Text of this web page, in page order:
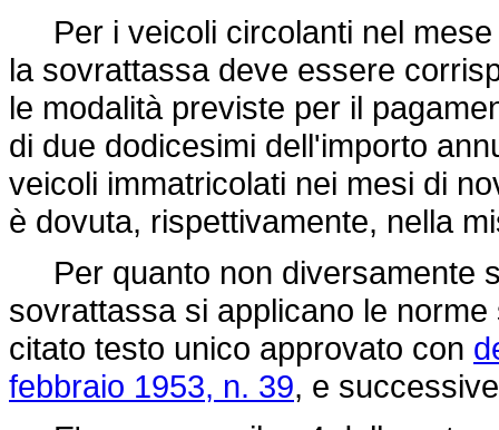
Per i veicoli circolanti nel mese
la sovrattassa deve essere
le modalità previste per il
di due dodicesimi dell'importo
veicoli immatricolati nei mesi di
è dovuta, rispettivamente, nella
Per quanto non diversamente
sovrattassa si applicano le
citato testo unico approvato con
febbraio 1953, n. 39, e